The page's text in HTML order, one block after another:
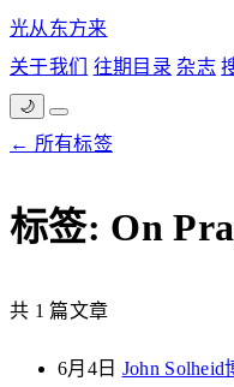
光从东方来
关于我们
往期目录 杂志
🌙
← 所有标签
标签: On
共 1 篇文章
6月4日 John